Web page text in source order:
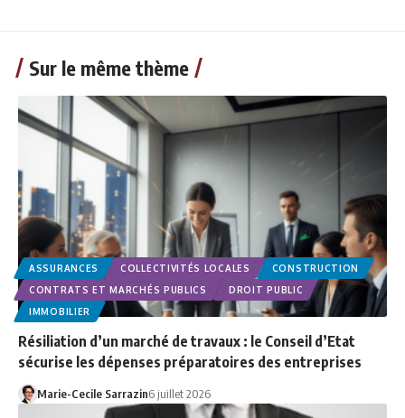
Sur le même thème
ASSURANCES COLLECTIVITÉS LOCALES
CONSTRUCTION
CONTRATS ET MARCHÉS PUBLICS
DROIT PUBLIC
IMMOBILIER
Résiliation d’un marché de travaux : le Conseil d’Etat
sécurise les dépenses préparatoires des entreprises
Marie-Cecile Sarrazin6 juillet 2026